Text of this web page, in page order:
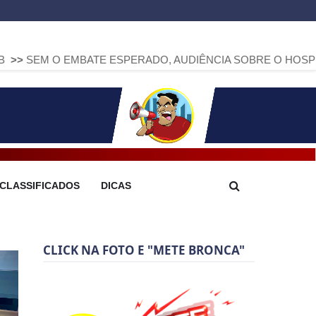
ESPERADO, AUDIÊNCIA SOBRE O HOSPITAL 18 DE
CLASSIFICADOS DICAS
CLICK NA FOTO E "METE BRONCA"